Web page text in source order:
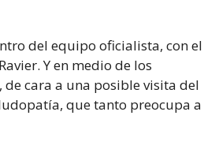
del equipo oficialista, con el
Y en medio de los
cara a una posible visita del
que tanto preocupa a